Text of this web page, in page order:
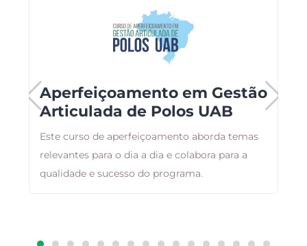
Aperfeiçoamento em Gestão
Articulada de Polos UAB
Este curso de aperfeiçoamento aborda temas
relevantes para o dia a dia e colabora para a
qualidade e sucesso do programa.